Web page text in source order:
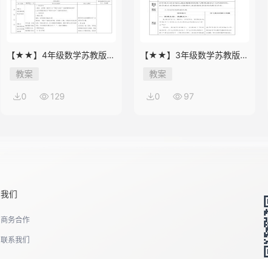
【★★】4年级数学苏教版下
册教案第9单元《单元复习》
教案
0 129
【★★】3年级数学苏教版下
册教案第9单元后《上学时
间》
教案
0 97
我们
商务合作
联系我们